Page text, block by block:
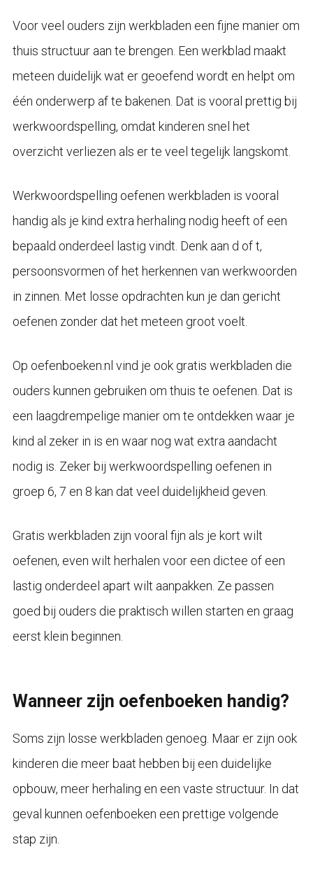
Voor veel ouders zijn werkbladen een fijne manier om
thuis structuur aan te brengen. Een werkblad maakt
meteen duidelijk wat er geoefend wordt en helpt om
één onderwerp af te bakenen. Dat is vooral prettig bij
werkwoordspelling, omdat kinderen snel het
overzicht verliezen als er te veel tegelijk langskomt.
Werkwoordspelling oefenen werkbladen is vooral
handig als je kind extra herhaling nodig heeft of een
bepaald onderdeel lastig vindt. Denk aan d of t,
persoonsvormen of het herkennen van werkwoorden
in zinnen. Met losse opdrachten kun je dan gericht
oefenen zonder dat het meteen groot voelt.
Op oefenboeken.nl vind je ook gratis werkbladen die
ouders kunnen gebruiken om thuis te oefenen. Dat is
een laagdrempelige manier om te ontdekken waar je
kind al zeker in is en waar nog wat extra aandacht
nodig is. Zeker bij werkwoordspelling oefenen in
groep 6, 7 en 8 kan dat veel duidelijkheid geven.
Gratis werkbladen zijn vooral fijn als je kort wilt
oefenen, even wilt herhalen voor een dictee of een
lastig onderdeel apart wilt aanpakken. Ze passen
goed bij ouders die praktisch willen starten en graag
eerst klein beginnen.
Wanneer zijn oefenboeken handig?
Soms zijn losse werkbladen genoeg. Maar er zijn ook
kinderen die meer baat hebben bij een duidelijke
opbouw, meer herhaling en een vaste structuur. In dat
geval kunnen oefenboeken een prettige volgende
stap zijn.